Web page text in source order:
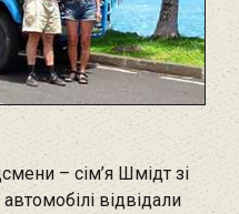
– сім’я Шмідт зі
відвідали